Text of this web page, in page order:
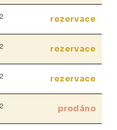
2 rezervace
2 rezervace
2 rezervace
2 prodáno